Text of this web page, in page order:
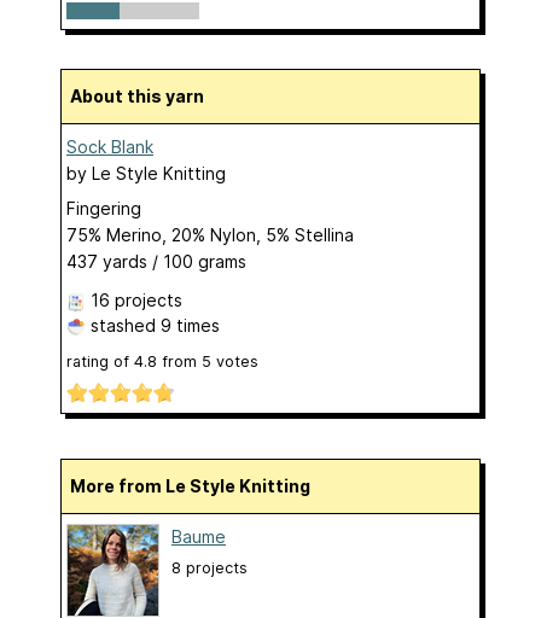
About this yarn
Sock Blank
by Le Style Knitting
Fingering
75% Merino, 20% Nylon, 5% Stellina
437 yards / 100 grams
16 projects
stashed 9 times
rating of 4.8 from 5 votes
More from Le Style Knitting
Baume
8 projects